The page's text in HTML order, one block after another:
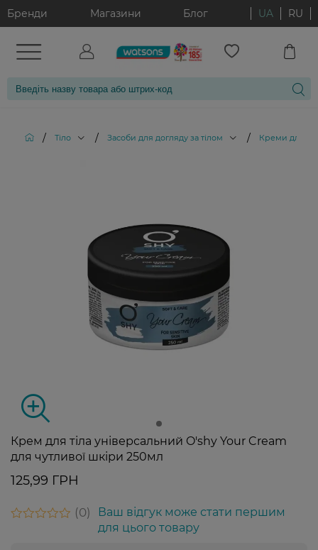
Бренди Магазини Блог UA RU
/ Тіло / Засоби для догляду за тілом / Креми для
Крем для тіла універсальний O'shy Your Cream
для чутливої шкіри 250мл
125,99 ГРН
0
Ваш відгук може стати першим
для цього товару